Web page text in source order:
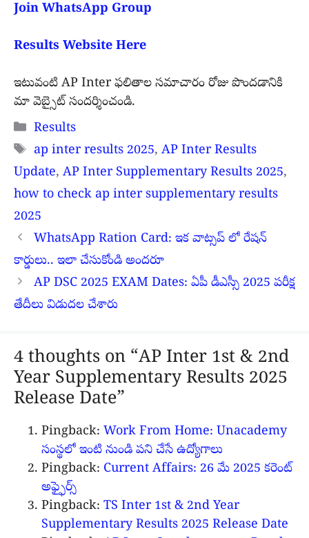
Join WhatsApp Group
Results Website Here
ఇటువంటి AP Inter ఫలితాల సమాచారం రోజు పొందడానికి
మా వెబ్సైట్ సందర్శించండి.
Categories
Results
Tags
ap inter results 2025, AP Inter Results
Update, AP Inter Supplementary Results 2025,
how to check ap inter supplementary results
2025
WhatsApp Ration Card: ఇక వాట్సప్ లో రేషన్
కార్డులు.. ఇలా చేసుకోండి అందరూ
AP DSC 2025 EXAM Dates: ఏపీ డీఎస్సీ 2025 పరీక్ష
తేదీలు విడుదల చేశారు
4 thoughts on “AP Inter 1st & 2nd
Year Supplementary Results 2025
Release Date”
Pingback: Work From Home: Unacademy
సంస్థలో ఇంటి నుండి పని చేసే ఉద్యోగాలు
Pingback: Current Affairs: 26 మే 2025 కరెంట్
అఫ్ఫైర్స్
Pingback: TS Inter 1st & 2nd Year
Supplementary Results 2025 Release Date